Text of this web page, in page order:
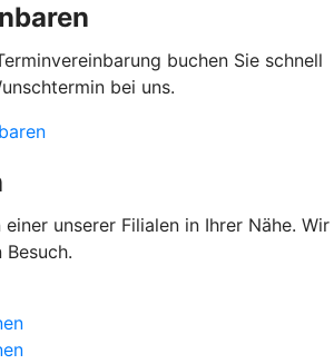
buchen Sie schnell
bei uns.
einer unserer Filialen in Ihrer Nähe. Wir